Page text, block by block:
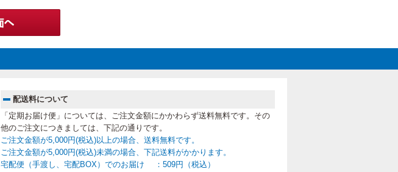
配送料について
「定期お届け便」については、ご注文金額にかかわらず送料無料です。その
他のご注文につきましては、下記の通りです。
ご注文金額が5,000円(税込)以上の場合、送料無料です。
ご注文金額が5,000円(税込)未満の場合、下記送料がかかります。
宅配便（手渡し、宅配BOX）でのお届け ：509円（税込）